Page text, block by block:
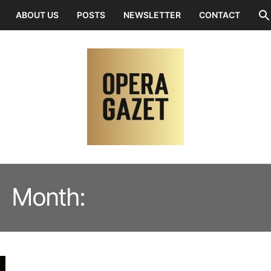
ABOUT US POSTS NEWSLETTER CONTACT
Month: